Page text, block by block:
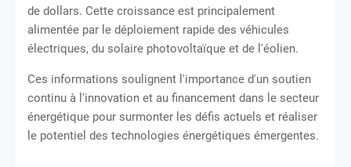
de dollars. Cette croissance est principalement
alimentée par le déploiement rapide des véhicules
électriques, du solaire photovoltaïque et de l'éolien.
Ces informations soulignent l'importance d'un soutien
continu à l'innovation et au financement dans le secteur
énergétique pour surmonter les défis actuels et réaliser
le potentiel des technologies énergétiques émergentes.